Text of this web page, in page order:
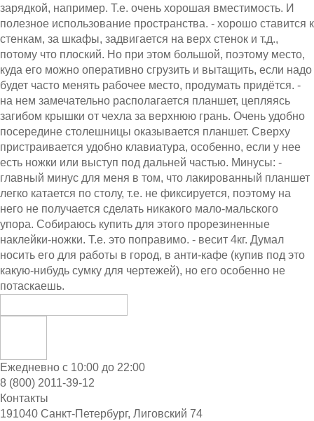
зарядкой, например. Т.е. очень хорошая вместимость. И
полезное использование пространства. - хорошо ставится к
стенкам, за шкафы, задвигается на верх стенок и т.д.,
потому что плоский. Но при этом большой, поэтому место,
куда его можно оперативно сгрузить и вытащить, если надо
будет часто менять рабочее место, продумать придётся. -
на нем замечательно располагается планшет, цепляясь
загибом крышки от чехла за верхнюю грань. Очень удобно
посередине столешницы оказывается планшет. Сверху
пристраивается удобно клавиатура, особенно, если у нее
есть ножки или выступ под дальней частью. Минусы: -
главный минус для меня в том, что лакированный планшет
легко катается по столу, т.е. не фиксируется, поэтому на
него не получается сделать никакого мало-мальского
упора. Собираюсь купить для этого прорезиненные
наклейки-ножки. Т.е. это поправимо. - весит 4кг. Думал
носить его для работы в город, в анти-кафе (купив под это
какую-нибудь сумку для чертежей), но его особенно не
потаскаешь.
Ежедневно с 10:00 до 22:00
8 (800) 2011-39-12
Контакты
191040 Санкт-Петербург, Лиговский 74